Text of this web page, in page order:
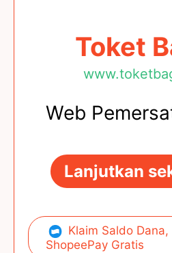
Toket
Web
Lanjutkan
Klaim Saldo Dana,
ShopeePay Gratis